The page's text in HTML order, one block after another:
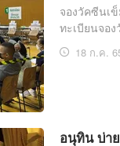
จองวัคซีนเ
ทะเบียนจอ
18 ก.ค.
อนุทิน บ่า